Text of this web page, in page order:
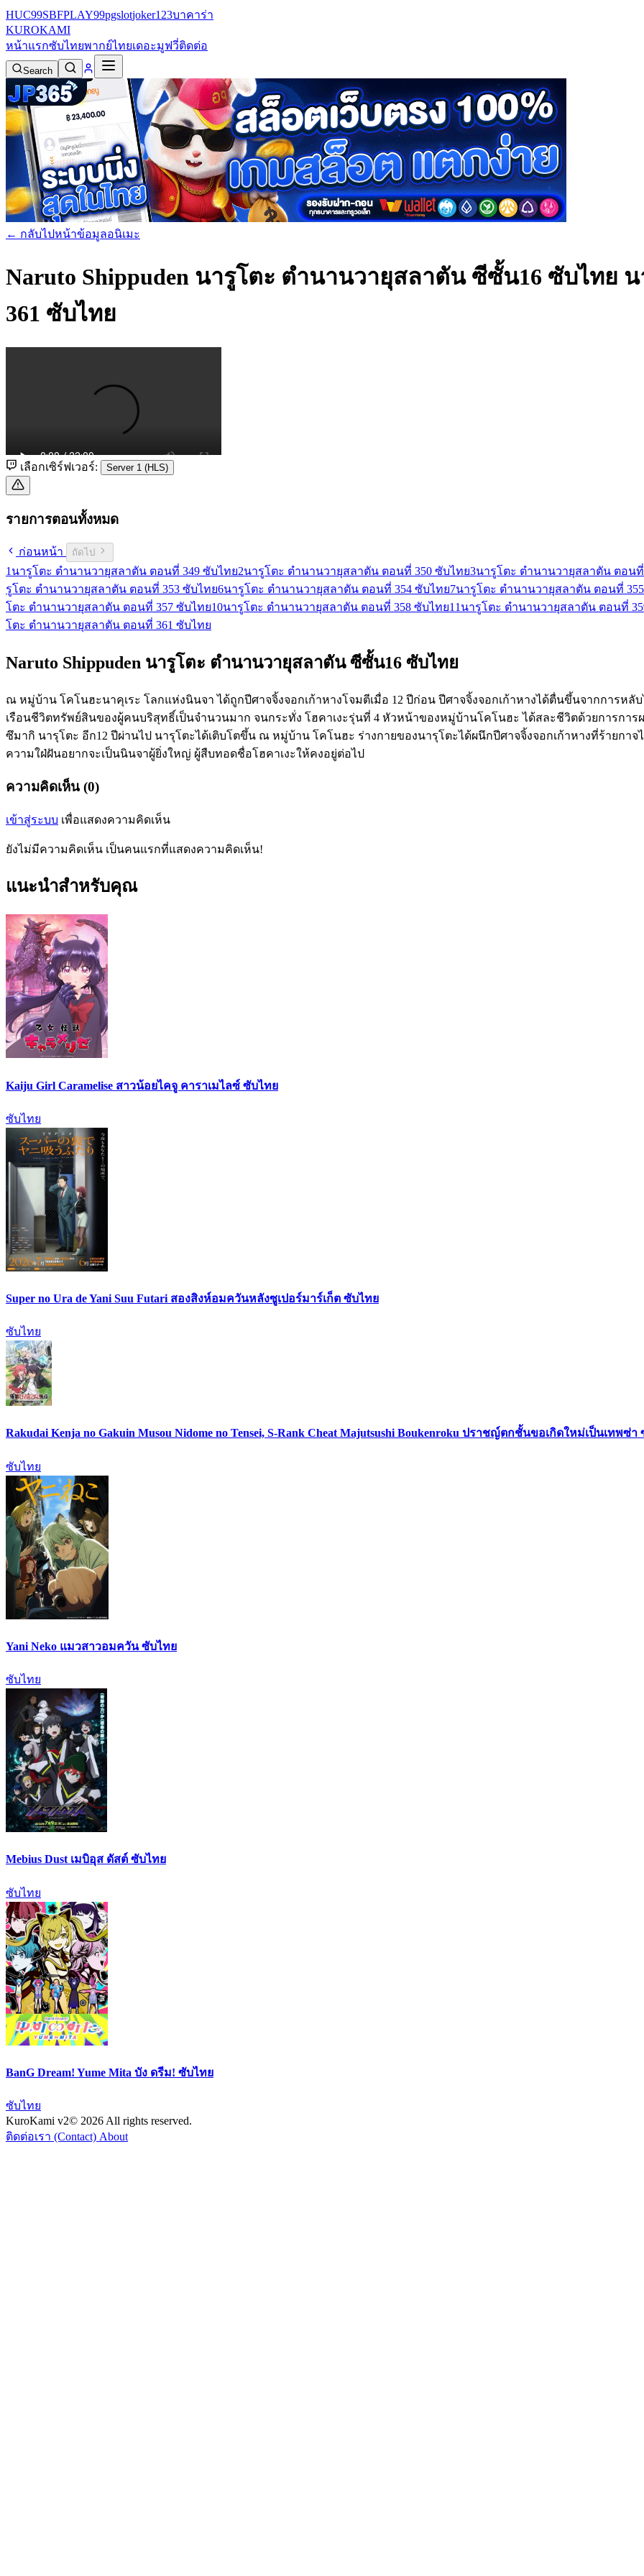
HUC99SBFPLAY99pgslotjoker123บาคาร่า
KUROKAMI
หน้าแรกซับไทยพากย์ไทยเดอะมูฟวี่ติดต่อ
Search
← กลับไปหน้าข้อมูลอนิเมะ
Naruto Shippuden นารูโตะ ตำนานวายุสลาตัน ซีซั้น16 ซับไทย น
361 ซับไทย
เลือกเซิร์ฟเวอร์: Server 1 (HLS)
รายการตอนทั้งหมด
ก่อนหน้า ถัดไป
1 นารูโตะ ตำนานวายุสลาตัน ตอนที่ 349 ซับไทย2นารูโตะ ตำนานวายุสลาตัน ตอนที่ 350 ซับไทย3นารูโตะ ตำนานวายุสลาตัน ตอนที่
รูโตะ ตำนานวายุสลาตัน ตอนที่ 353 ซับไทย6นารูโตะ ตำนานวายุสลาตัน ตอนที่ 354 ซับไทย7นารูโตะ ตำนานวายุสลาตัน ตอนที่
โตะ ตำนานวายุสลาตัน ตอนที่ 357 ซับไทย10นารูโตะ ตำนานวายุสลาตัน ตอนที่ 358 ซับไทย11 นารูโตะ ตำนานวายุสลาตัน ตอนที่
โตะ ตำนานวายุสลาตัน ตอนที่ 361 ซับไทย
Naruto Shippuden นารูโตะ ตำนานวายุสลาตัน ซีซั้น16 ซับไทย
ณ หมู่บ้าน โคโนฮะนาคุเระ โลกแห่งนินจา ได้ถูกปีศาจจิ้งจอกเก้าหางโจมตีเมื่อ 12 ปีก่อน ปีศาจจิ้งจอกเก้าหางได้ตื่นขึ้นจากการห
เรือนชีวิตทรัพย์สินของผู้คนบริสุทธิ์เป็นจำนวนมาก จนกระทั่ง โฮคาเงะรุ่นที่ 4 หัวหน้าของหมู่บ้านโคโนฮะ ได้สละชีวิตด้วยการการ
ซึมากิ นารุโตะ อีก12 ปีผ่านไป นารุโตะได้เติบโตขึ้น ณ หมู่บ้าน โคโนฮะ ร่างกายของนารุโตะได้ผนึกปีศาจจิ้งจอกเก้าหางที่ร้ายกา
ความใฝ่ฝันอยากจะเป็นนินจาผู้ยิ่งใหญ่ ผู้สืบทอดชื่อโฮคาเงะให้คงอยู่ต่อไป
ความคิดเห็น (0)
เข้าสู่ระบบ เพื่อแสดงความคิดเห็น
ยังไม่มีความคิดเห็น เป็นคนแรกที่แสดงความคิดเห็น!
แนะนำสำหรับคุณ
Kaiju Girl Caramelise สาวน้อยไคจู คาราเมไลซ์ ซับไทย
ซับไทย
Super no Ura de Yani Suu Futari สองสิงห์อมควันหลังซูเปอร์มาร์เก็ต ซับไทย
ซับไทย
Rakudai Kenja no Gakuin Musou Nidome no Tensei, S-Rank Cheat Majutsushi Boukenroku ปราชญ์ตกชั้นขอเกิดใหม่เป็นเทพซ่า
ซับไทย
Yani Neko แมวสาวอมควัน ซับไทย
ซับไทย
Mebius Dust เมบิอุส ดัสต์ ซับไทย
ซับไทย
BanG Dream! Yume Mita บัง ดรีม! ซับไทย
ซับไทย
KuroKami v2© 2026 All rights reserved.
ติดต่อเรา (Contact) About